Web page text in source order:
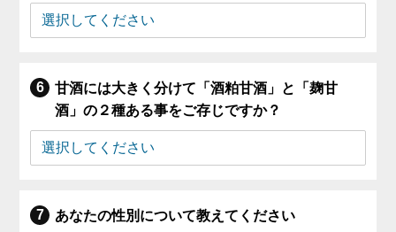
甘酒には大きく分けて「酒粕甘酒」と「麹甘
酒」の２種ある事をご存じですか？
あなたの性別について教えてください